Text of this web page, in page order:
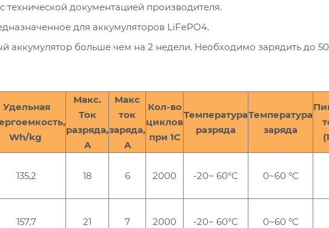
технической документацией производителя.
для аккумуляторов LiFePO4.
аккумулятор больше чем на 2 недели. Необходимо зарядить до
Удельная
Wh/kg
Макс.
Ток
разряда,
A
Макс
ток
заряда,
A
Кол-во
циклов
при 1C
Температура
разряда
Температура
заряда
135,2 18 6 2000 -20~ 60°C 0~60 °C
157,7 21 7 2000 -20~ 60°C 0~60 °C